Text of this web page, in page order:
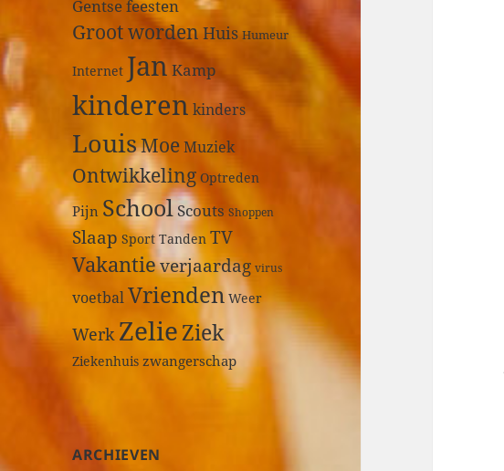
Gentse feesten
Groot worden Huis Humeur
Internet JanKamp
kinderen kinders
LouisMoeMuziek
Ontwikkeling Optreden
Pijn SchoolScouts Shoppen
Slaap Sport Tanden TV
Vakantieverjaardag virus
voetbalVrienden Weer
Werk ZelieZiek
Ziekenhuis zwangerschap
ARCHIEVEN